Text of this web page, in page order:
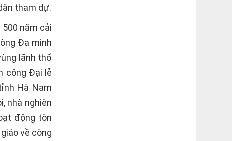
tham dự.
năm cải
Ða minh
lãnh thổ
công Ðại lễ
Hà Nam
nhà nghiên
động tôn
về công